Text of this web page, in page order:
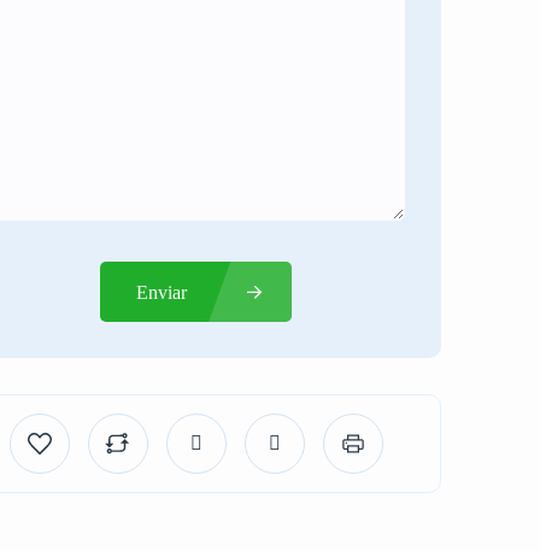
Enviar